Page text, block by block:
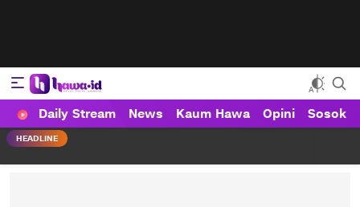
HAWA
Haluan Wanita Indonesia
Daily Stream News Kaum Hawa Opini Sosok
HEADLINE